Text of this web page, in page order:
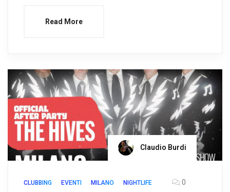
Read More
Claudio Burdi
CLUBBING EVENTI MILANO NIGHTLIFE 0